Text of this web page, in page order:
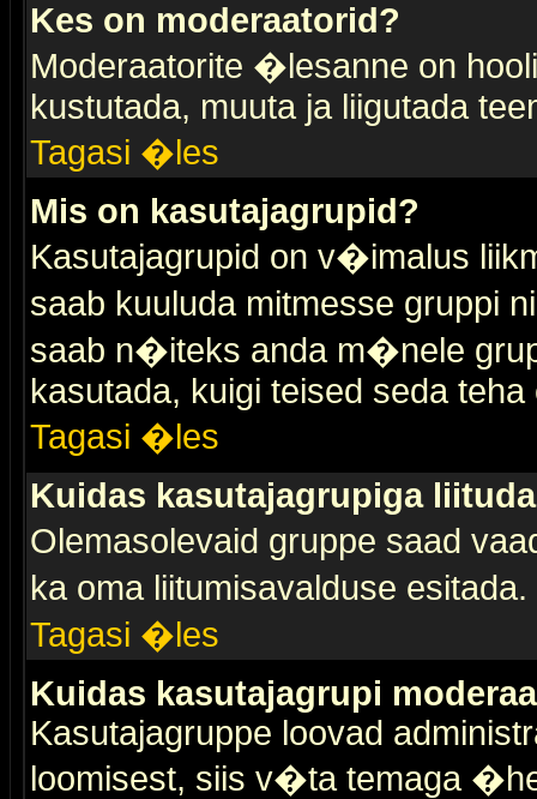
Kes on moderaatorid?
Moderaatorite �lesanne on
kustutada, muuta ja liigutada
Tagasi �les
Mis on kasutajagrupid?
Kasutajagrupid on v�imalus
saab kuuluda mitmesse gruppi
saab n�iteks anda m�nele
kasutada, kuigi teised seda teha
Tagasi �les
Kuidas kasutajagrupiga
Olemasolevaid gruppe saad
ka oma liitumisavalduse
Tagasi �les
Kuidas kasutajagrupi
Kasutajagruppe loovad
loomisest, siis v�ta temaga